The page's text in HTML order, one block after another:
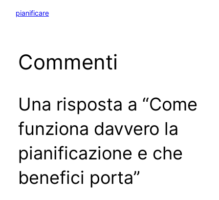
pianificare
Commenti
Una risposta a “Come
funziona davvero la
pianificazione e che
benefici porta”